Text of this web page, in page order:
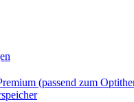
(passend zum